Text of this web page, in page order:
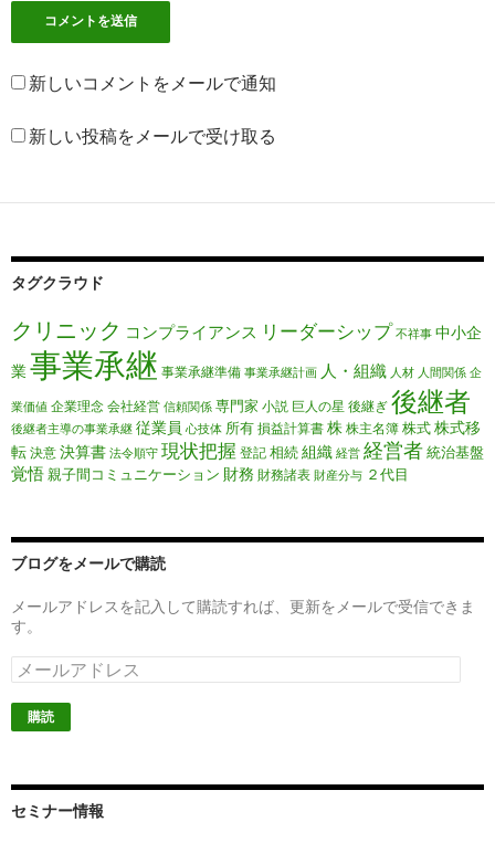
新しいコメントをメールで通知
新しい投稿をメールで受け取る
タグクラウド
クリニック コンプライアンス リーダーシップ 不祥事 中小企
業事業承継 事業承継準備 事業承継計画 人・組織 人材 人間関係 企
業価値 企業理念 会社経営 信頼関係 専門家 小説 巨人の星 後継ぎ 後継者
後継者主導の事業承継 従業員 心技体 所有 損益計算書 株 株主名簿 株式株式移
転 決意 決算書 法令順守 現状把握 登記 相続組織 経営 経営者統治基盤
覚悟親子間コミュニケーション 財務 財務諸表 財産分与 ２代目
ブログをメールで購読
メールアドレスを記入して購読すれば、更新をメールで受信できま
す。
メ
ー
ル
ア
ス
セミナー情報